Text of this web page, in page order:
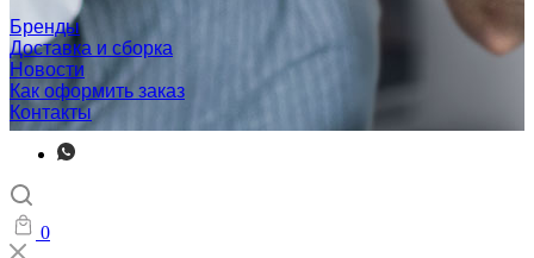
Бренды
Доставка и сборка
Новости
Как оформить заказ
Контакты
0